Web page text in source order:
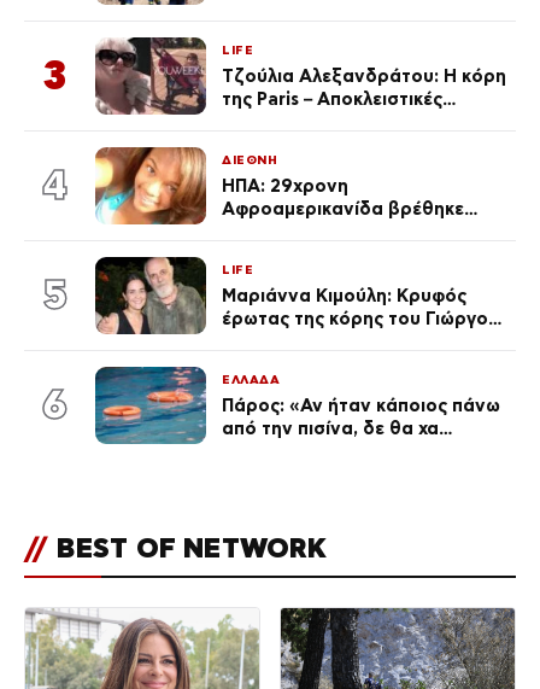
3
LIFE
Τζούλια Αλεξανδράτου: Η κόρη
της Paris – Αποκλειστικές
4
ΔΙΕΘΝΗ
ΗΠΑ: 29χρονη
Αφροαμερικανίδα βρέθηκε
5
LIFE
Μαριάννα Κιμούλη: Κρυφός
έρωτας της κόρης του Γιώργου,
6
ΕΛΛΑΔΑ
Πάρος: «Αν ήταν κάποιος πάνω
από την πισίνα, δε θα χα
beach bar
// BEST OF NETWORK